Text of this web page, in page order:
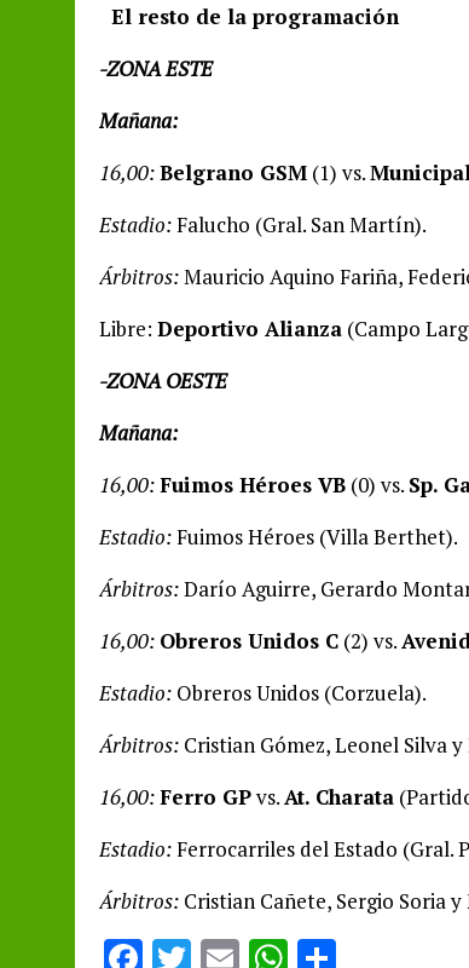
El resto de la programación
-ZONA ESTE
Mañana:
16,00:Belgrano GSM (1) vs.
Estadio:Falucho (Gral. San Martín).
Árbitros:Mauricio Aquino Fariña,
Libre: Deportivo Alianza (Campo
-ZONA OESTE
Mañana:
16,00:Fuimos Héroes VB (0) vs. Sp.
Estadio:Fuimos Héroes (Villa Berthet).
Árbitros:Darío Aguirre, Gerardo
16,00: Obreros Unidos C (2) vs.
Estadio: Obreros Unidos (Corzuela).
Árbitros: Cristian Gómez, Leonel Silva
16,00:Ferro GPvs.At. Charata
Estadio:Ferrocarriles del Estado (Gral.
Árbitros: Cristian Cañete, Sergio Soria